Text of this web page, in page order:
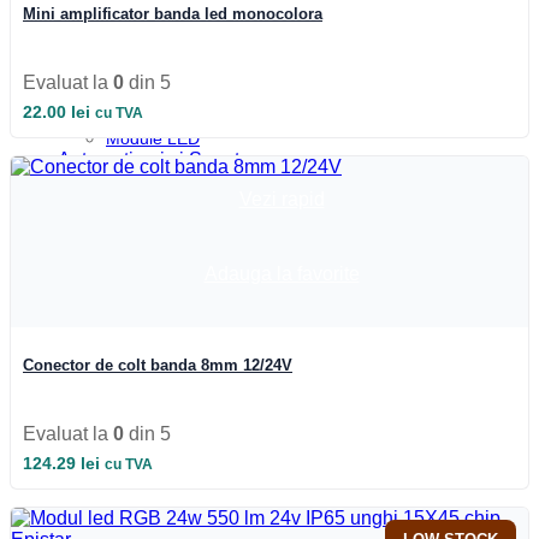
Iluminat Industrial
Iluminat stradal
Iluminat Industrial
Iluminat Expozitii
Module LED
Automatizari si Smart
Mini amplificator banda led monocolora
Evaluat la 0 din 5
22.00 lei cu TVA
Conector de colt banda 8mm 12/24V
Evaluat la 0 din 5
124.29 lei cu TVA